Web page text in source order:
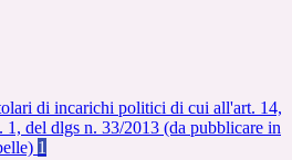
di incarichi politici di cui all'art. 14,
1, del dlgs n. 33/2013 (da pubblicare in
1